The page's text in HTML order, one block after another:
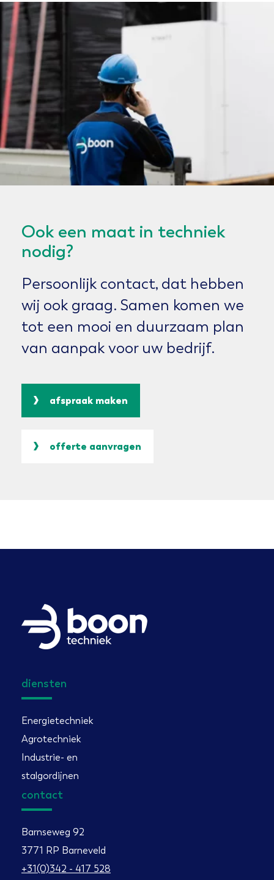
Ook een maat in techniek
nodig?
Persoonlijk contact, dat hebben
wij ook graag. Samen komen we
tot een mooi en duurzaam plan
van aanpak voor uw bedrijf.
afspraak maken
offerte aanvragen
diensten
Energietechniek
Agrotechniek
Industrie- en
stalgordijnen
contact
Barnseweg 92
3771 RP Barneveld
+31(0)342 - 417 528